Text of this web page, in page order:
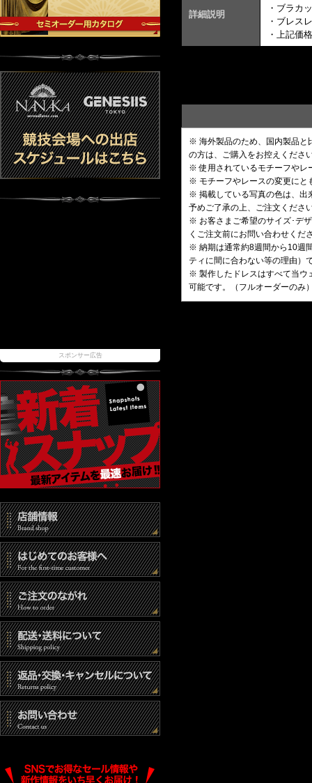
スポンサー広告
詳細説明
・ブラカ
・ブレス
・上記価
※ 海外製品のため、国内製品と
の方は、ご購入をお控えくださ
※ 使用されているモチーフやレ
※ モチーフやレースの変更にと
※ 掲載している写真の色は、出
予めご了承の上、ご注文くださ
※ お客さまご希望のサイズ･デ
くご注文前にお問い合わせくだ
※ 納期は通常約8週間から10週
ティに間に合わない等の理由）
※ 製作したドレスはすべて当ウ
可能です。（フルオーダーのみ